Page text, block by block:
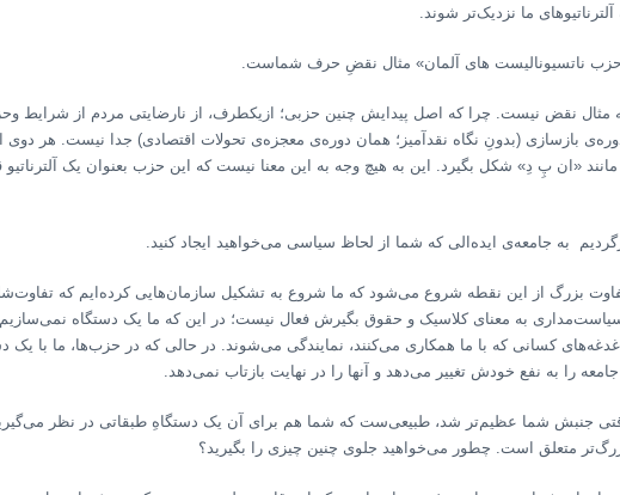
آلترناتیوهای ما نزدیک‌تر شوند.
ناتسیونالیست های آلمان» مثال نقضِ حرف شماست.
مثال نقض نیست. چرا که اصل پیدایش چنین حزبی؛ ازیکطرف، از نارضایتی مردم از شرایط
دوره‌ی بازسازی (بدونِ نگاه نقدآمیز؛ همان دوره‌ی معجزه‌ی تحولات اقتصادی) جدا نیست. هر دو‌ی
«ان پِ دِ» شکل بگیرد. این به هیچ وجه به این معنا نیست که این حزب بعنوان یک
به جامعه‌ی ایده‌الی که شما از لحاظ سیاسی می‌خواهید ایجاد کنید.
بزرگ از این نقطه شروع می‌شود که ما شروع به تشکیل سازمان‌هایی کرده‌ایم که
سیاست‌مداری به معنای کلاسیک و حقوق بگیرش فعال نیست؛ در این که ما یک دستگاه
دغدغه‌های کسانی که با ما همکاری می‌کنند، نمایندگی می‌شوند. در حالی که در حزب‌ها، ما با یک
را به نفع خودش تغییر می‌دهد و آنها را در نهایت بازتاب نمی‌دهد.
جنبش شما عظیم‌تر شد، طبیعی‌ست که شما هم برای آن یک دستگاهِ طبقاتی در نظر
متعلق است. چطور می‌خواهید جلوی چنین چیزی را بگیرید؟